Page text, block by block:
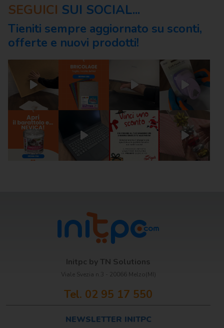
SEGUICI SUI SOCIAL...
Tieniti sempre aggiornato su sconti,
offerte e nuovi prodotti!
Initpc by TN Solutions
Viale Svezia n.3 - 20066 Melzo(MI)
Tel. 02 95 17 550
NEWSLETTER INITPC